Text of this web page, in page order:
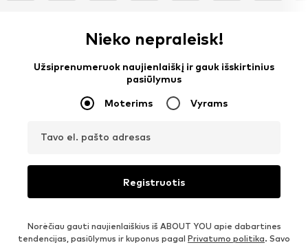
Nieko nepraleisk!
Užsiprenumeruok naujienlaiškį ir gauk išskirtinius
pasiūlymus
Moterims Vyrams
Tavo el. pašto adresas
Registruotis
Norėčiau gauti naujienlaiškius iš ABOUT YOU apie dabartines
tendencijas, pasiūlymus ir kuponus pagal Privatumo politika. Savo